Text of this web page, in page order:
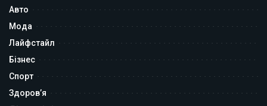
Авто
Мода
Лайфстайл
Бізнес
Спорт
Здоров’я